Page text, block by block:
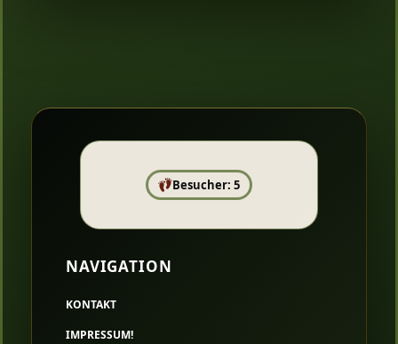
Besucher: 5
NAVIGATION
KONTAKT
IMPRESSUM!